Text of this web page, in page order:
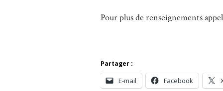
Pour plus de renseignements
Partager :
E-mail Facebook